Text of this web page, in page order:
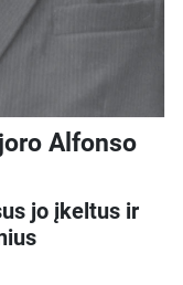
Alfonso
jo įkeltus ir